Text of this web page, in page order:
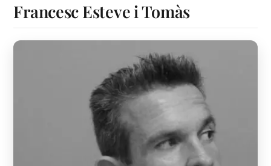
Francesc Esteve i Tomàs